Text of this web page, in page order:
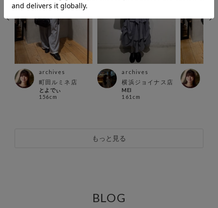
archives
町田ルミネ店
とよでぃ
156cm
archives
横浜ジョイナス店
MEI
161cm
もっと見る
BLOG